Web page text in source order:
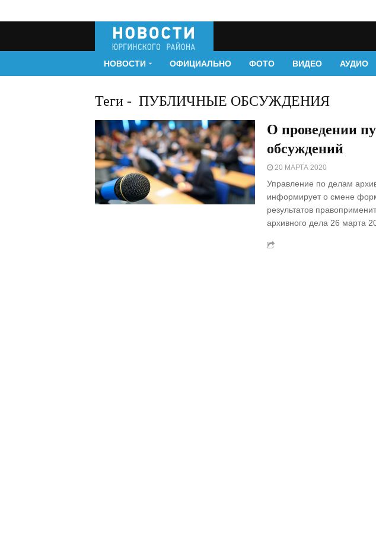
НОВОСТИ ОФИЦИАЛЬНО ФОТО ВИДЕО АУДИО
Теги - ПУБЛИЧНЫЕ ОБСУЖДЕНИЯ
О проведении
обсуждений
20 МАРТА 2020
Управление по делам
информирует о смене
результатов
архивного дела 26 марта